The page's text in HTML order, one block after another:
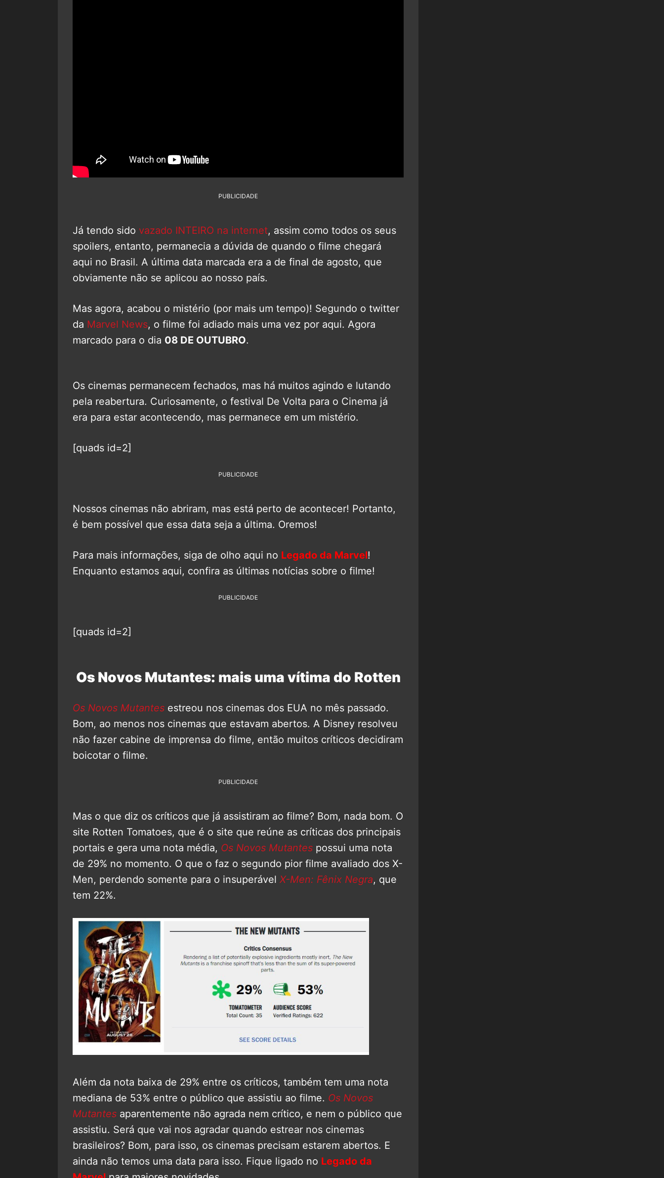
PUBLICIDADE
Já tendo sido vazado INTEIRO na internet, assim como todos os seus
spoilers, entanto, permanecia a dúvida de quando o filme chegará
aqui no Brasil. A última data marcada era a de final de agosto, que
obviamente não se aplicou ao nosso país.
Mas agora, acabou o mistério (por mais um tempo)! Segundo o twitter
da Marvel News, o filme foi adiado mais uma vez por aqui. Agora
marcado para o dia 08 DE OUTUBRO.
Os cinemas permanecem fechados, mas há muitos agindo e lutando
pela reabertura. Curiosamente, o festival De Volta para o Cinema já
era para estar acontecendo, mas permanece em um mistério.
[quads id=2]
PUBLICIDADE
Nossos cinemas não abriram, mas está perto de acontecer! Portanto,
é bem possível que essa data seja a última. Oremos!
Para mais informações, siga de olho aqui no Legado da Marvel!
Enquanto estamos aqui, confira as últimas notícias sobre o filme!
PUBLICIDADE
[quads id=2]
Os Novos Mutantes: mais uma vítima do Rotten
Os Novos Mutantes estreou nos cinemas dos EUA no mês passado.
Bom, ao menos nos cinemas que estavam abertos. A Disney resolveu
não fazer cabine de imprensa do filme, então muitos críticos decidiram
boicotar o filme.
PUBLICIDADE
Mas o que diz os críticos que já assistiram ao filme? Bom, nada bom. O
site Rotten Tomatoes, que é o site que reúne as críticas dos principais
portais e gera uma nota média, Os Novos Mutantes possui uma nota
de 29% no momento. O que o faz o segundo pior filme avaliado dos X-
Men, perdendo somente para o insuperável X-Men: Fênix Negra, que
tem 22%.
Além da nota baixa de 29% entre os críticos, também tem uma nota
mediana de 53% entre o público que assistiu ao filme. Os Novos
Mutantes aparentemente não agrada nem crítico, e nem o público que
assistiu. Será que vai nos agradar quando estrear nos cinemas
brasileiros? Bom, para isso, os cinemas precisam estarem abertos. E
ainda não temos uma data para isso. Fique ligado no Legado da